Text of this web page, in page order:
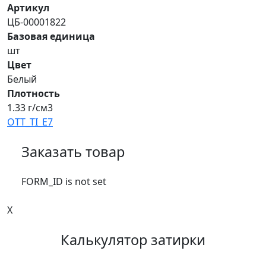
Артикул
ЦБ-00001822
Базовая единица
шт
Цвет
Белый
Плотность
1.33 г/см3
OTT_TI_E7
Заказать товар
FORM_ID is not set
X
Калькулятор затирки